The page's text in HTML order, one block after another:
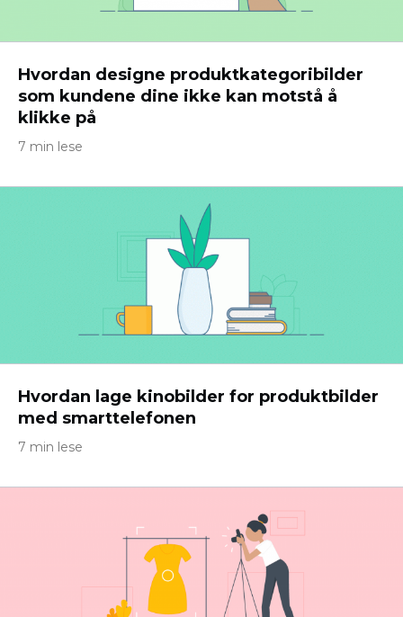
Hvordan designe produktkategoribilder
som kundene dine ikke kan motstå å
klikke på
7 min lese
Hvordan lage kinobilder for produktbilder
med smarttelefonen
7 min lese